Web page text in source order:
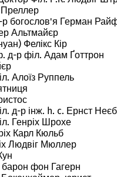
Преллер
богослов'я Герман
Альтмайєр
Фелікс Кір
д-р філ. Адам Ґоттрон
Алоїз Руппель
д-р інж. h. c. Ернст Неєб
Генріх Шрохе
Карл Кюльб
Людвіг Мюллер
барон фон Гагерн